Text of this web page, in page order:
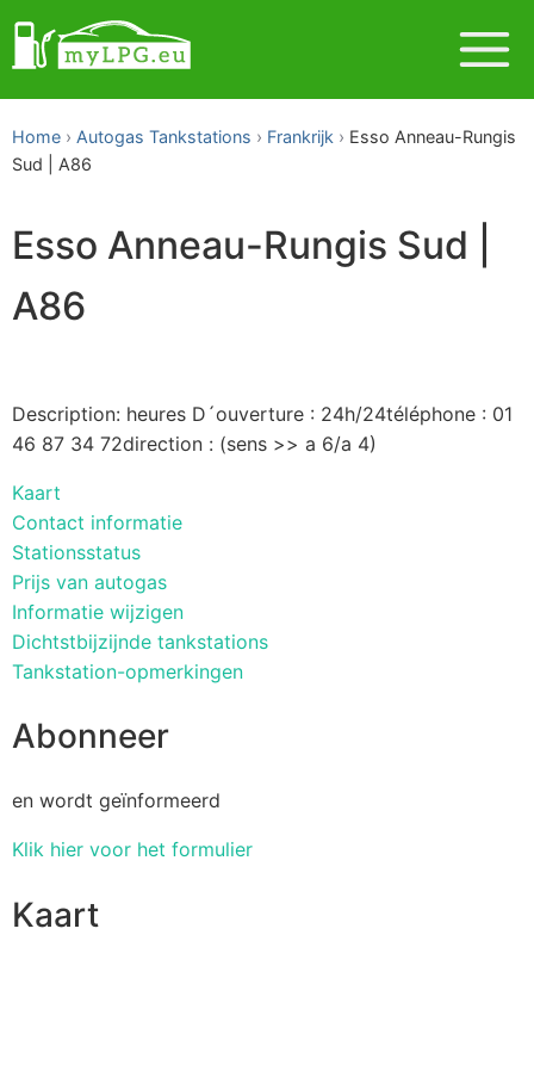
Home Autogas Tankstations Frankrijk
Esso Anneau-Rungis
Sud | A86
Esso Anneau-Rungis Sud |
A86
Description: heures D´ouverture : 24h/24téléphone : 01
46 87 34 72direction : (sens >> a 6/a 4)
Kaart
Contact informatie
Stationsstatus
Prijs van autogas
Informatie wijzigen
Dichtstbijzijnde tankstations
Tankstation-opmerkingen
Abonneer
en wordt geïnformeerd
Klik hier voor het formulier
Kaart